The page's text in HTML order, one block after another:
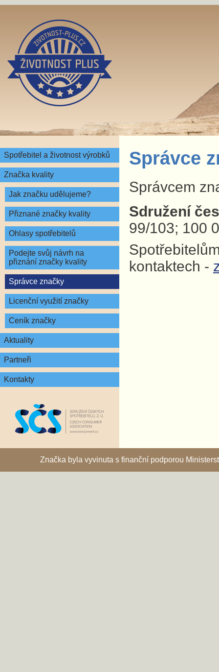
Spotřebitel a životnost výrobků
Značka kvality
Jak značku udělujeme?
Přiznané značky kvality
Ohlasy spotřebitelů
Podejte svůj návrh na
přiznání značky kvality
Správce značky
Licenční využití značky
Ceník značky
Aktuality
Partneři
Kontakty
Správce
Správcem
Sdružení
99/103; 100
kontaktech -
Značka byla vyvinuta s finanční podporou